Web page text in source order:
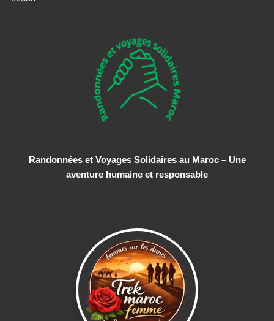
Randonnées et Voyages Solidaires au Maroc – Une
aventure humaine et responsable